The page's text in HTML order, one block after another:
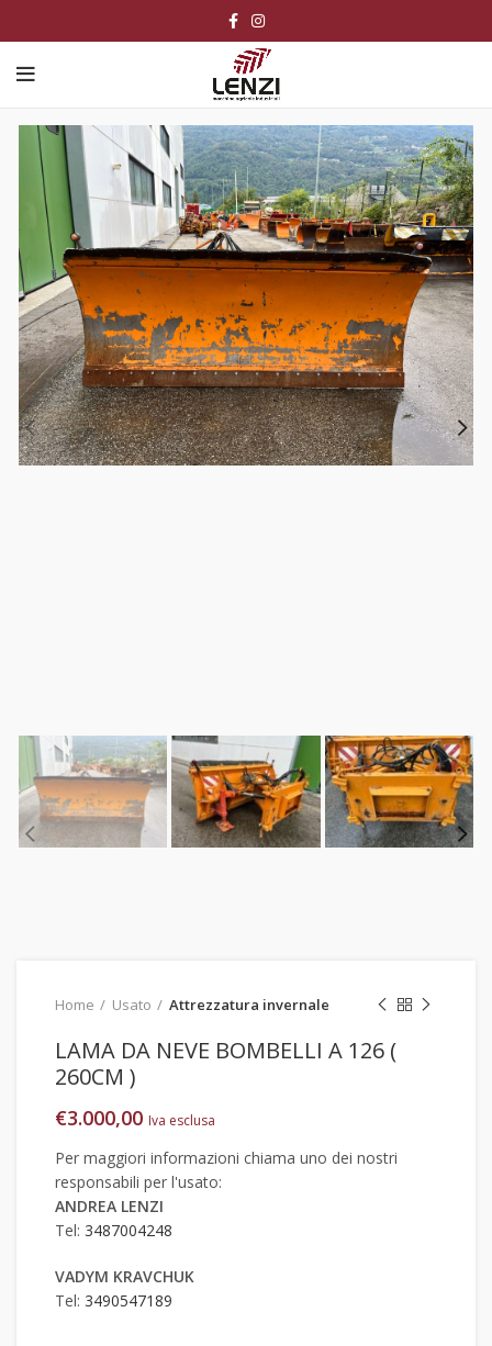
Home Usato Attrezzatura invernale
LAMA DA NEVE BOMBELLI A 126 (
260CM )
€3.000,00 Iva esclusa
Per maggiori informazioni chiama uno dei nostri
responsabili per l'usato:
ANDREA LENZI
Tel: 3487004248
VADYM KRAVCHUK
Tel: 3490547189